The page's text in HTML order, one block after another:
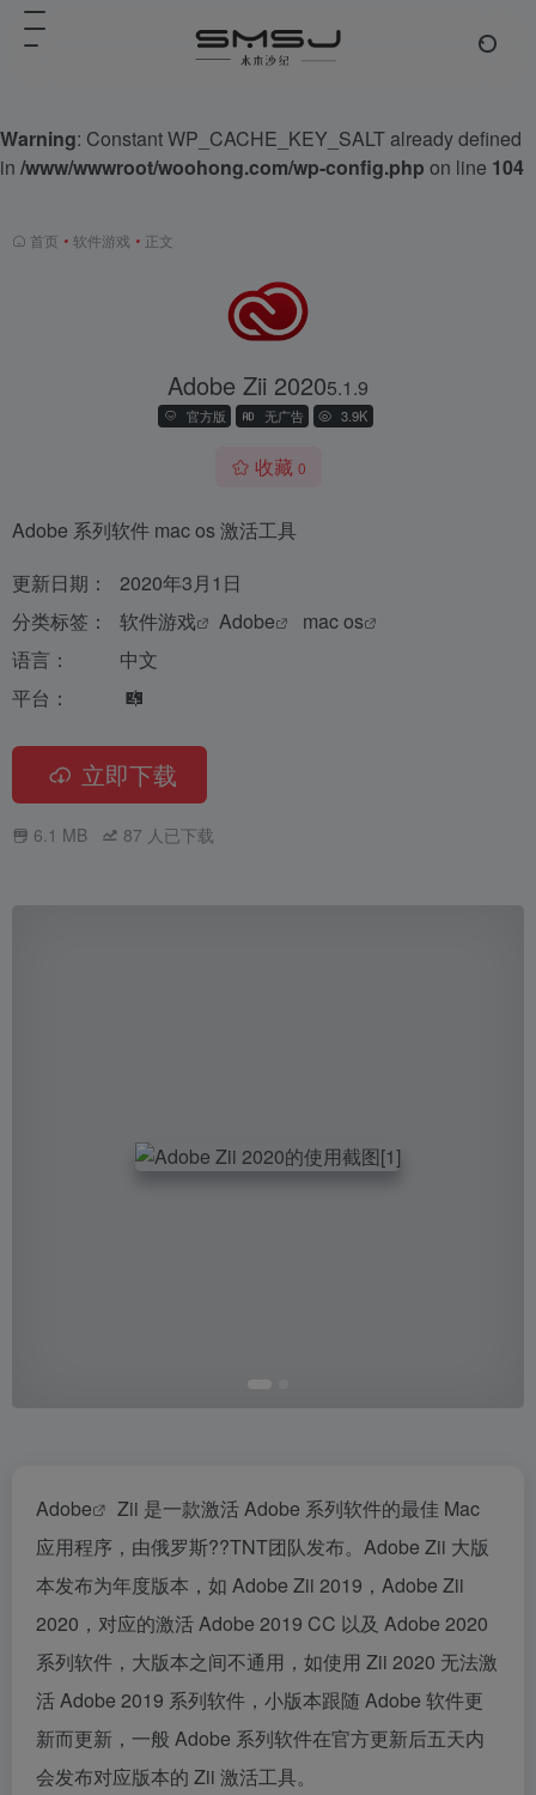
Warning: Constant WP_CACHE_KEY_SALT already defined
in /www/wwwroot/woohong.com/wp-config.php on line 104
首页 • 软件游戏 • 正文
Adobe Zii 20205.1.9
官方版 无广告 3.9K
收藏 0
Adobe 系列软件 mac os 激活工具
更新日期：
2020年3月1日
分类标签：
软件游戏 Adobe
mac os
语言：
中文
平台：
立即下载
6.1 MB 87 人已下载
Adobe
Zii 是一款激活 Adobe 系列软件的最佳 Mac
应用程序，由俄罗斯??TNT团队发布。Adobe Zii 大版
本发布为年度版本，如 Adobe Zii 2019，Adobe Zii
2020，对应的激活 Adobe 2019 CC 以及 Adobe 2020
系列软件，大版本之间不通用，如使用 Zii 2020 无法激
活 Adobe 2019 系列软件，小版本跟随 Adobe 软件更
新而更新，一般 Adobe 系列软件在官方更新后五天内
会发布对应版本的 Zii 激活工具。